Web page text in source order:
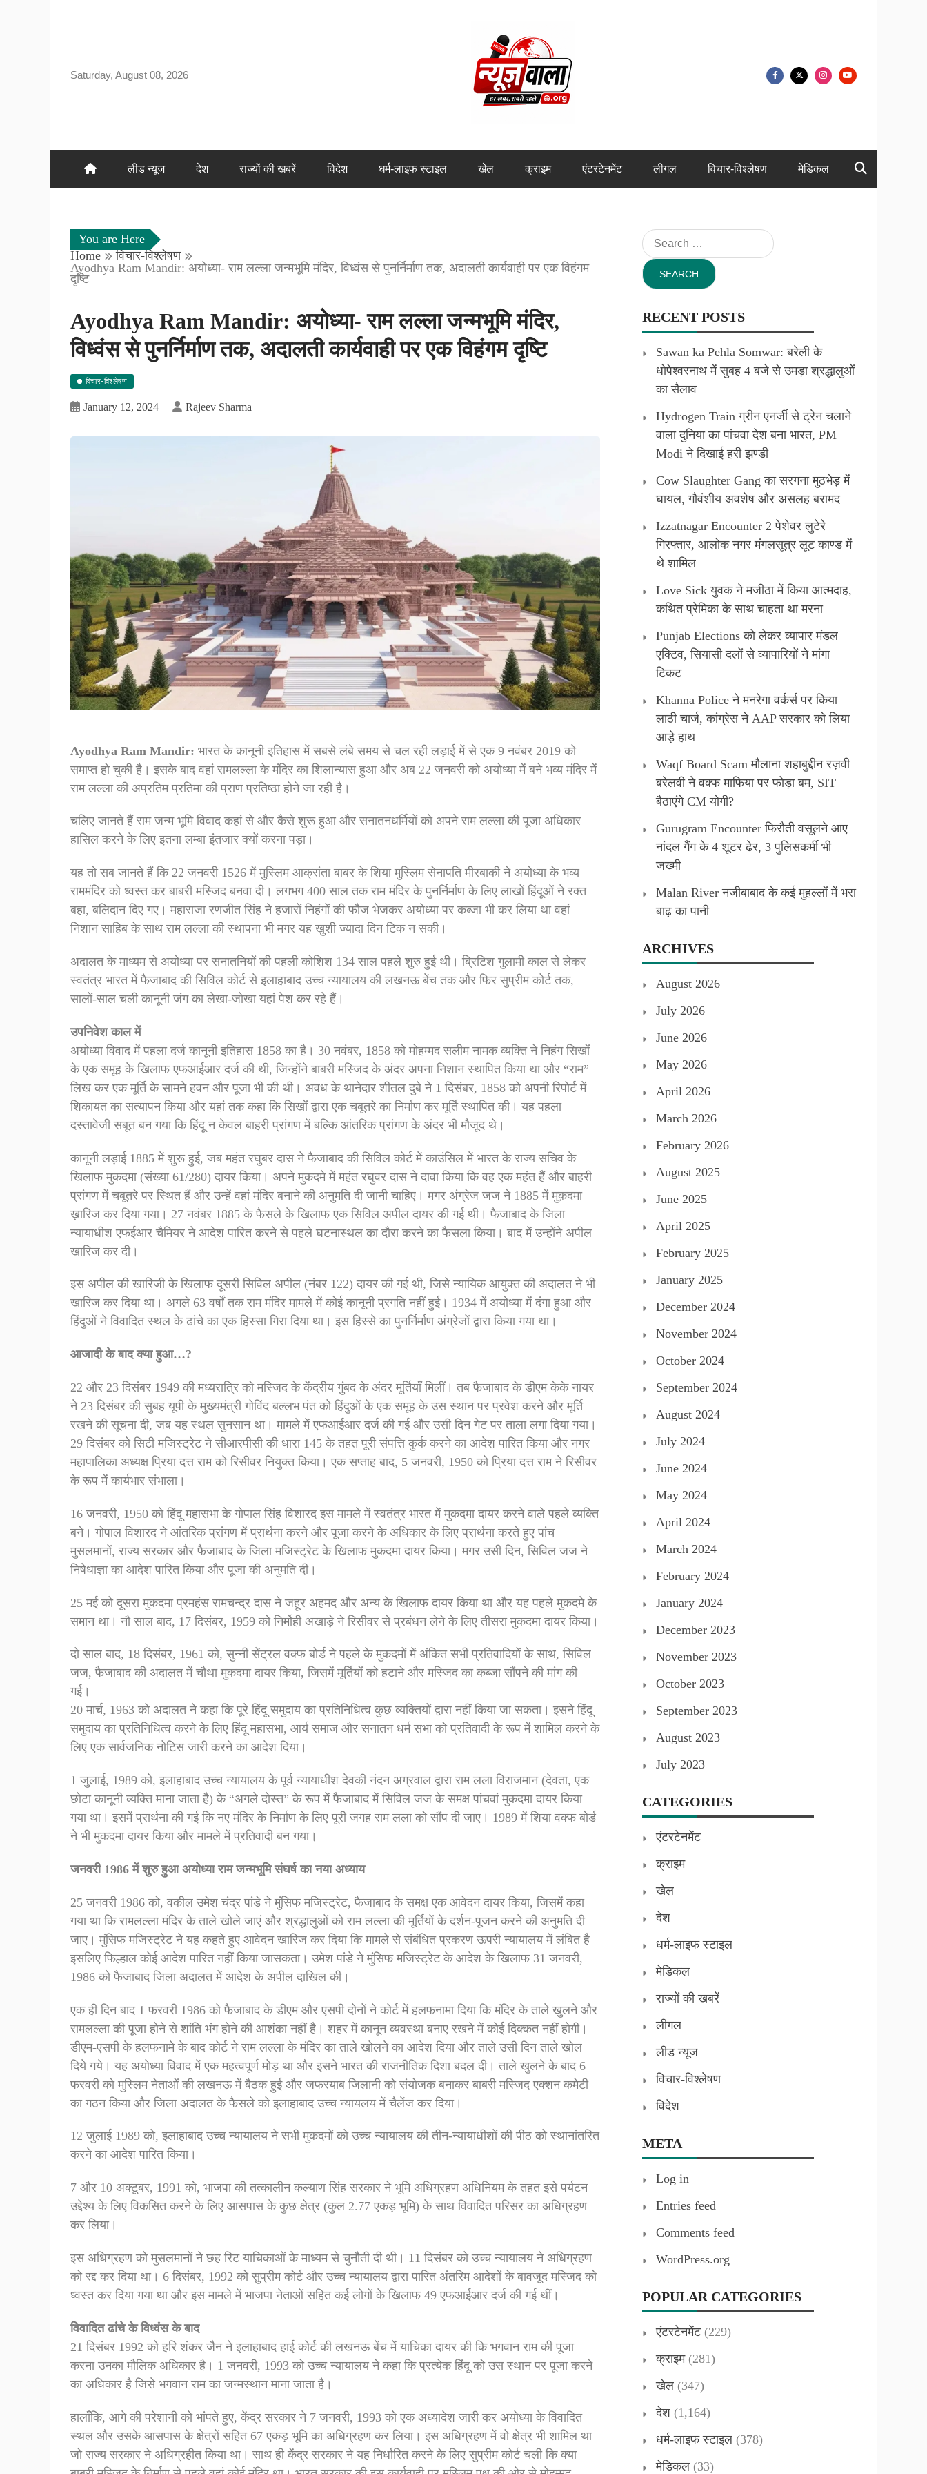
Saturday, August 08, 2026
लीड न्यूज देश राज्यों की खबरें विदेश धर्म-लाइफ स्टाइल खेल क्राइम एंटरटेनमेंट लीगल विचार-विश्लेषण मेडिकल
You are Here
Home
विचार-विश्लेषण
Ayodhya Ram Mandir: अयोध्या- राम लल्ला जन्मभूमि मंदिर, विध्वंस से पुनर्निर्माण तक, अदालती कार्यवाही पर एक विहंगम
दृष्टि
Ayodhya Ram Mandir: अयोध्या- राम लल्ला जन्मभूमि मंदिर,
विध्वंस से पुनर्निर्माण तक, अदालती कार्यवाही पर एक विहंगम दृष्टि
विचार-विश्लेषण
January 12, 2024 Rajeev Sharma
Ayodhya Ram Mandir: भारत के कानूनी इतिहास में सबसे लंबे समय से चल रही लड़ाई में से एक 9 नवंबर 2019 को
समाप्त हो चुकी है। इसके बाद वहां रामलल्ला के मंदिर का शिलान्यास हुआ और अब 22 जनवरी को अयोध्या में बने भव्य मंदिर में
राम लल्ला की अप्रतिम प्रतिमा की प्राण प्रतिष्ठा होने जा रही है।
चलिए जानते हैं राम जन्म भूमि विवाद कहां से और कैसे शुरू हुआ और सनातनधर्मियों को अपने राम लल्ला की पूजा अधिकार
हासिल करने के लिए इतना लम्बा इंतजार क्यों करना पड़ा।
यह तो सब जानते हैं कि 22 जनवरी 1526 में मुस्लिम आक्रांता बाबर के शिया मुस्लिम सेनापति मीरबाकी ने अयोध्या के भव्य
राममंदिर को ध्वस्त कर बाबरी मस्जिद बनवा दी। लगभग 400 साल तक राम मंदिर के पुनर्निर्माण के लिए लाखों हिंदूओं ने रक्त
बहा, बलिदान दिए गए। महाराजा रणजीत सिंह ने हजारों निहंगों की फौज भेजकर अयोध्या पर कब्जा भी कर लिया था वहां
निशान साहिब के साथ राम लल्ला की स्थापना भी मगर यह खुशी ज्यादा दिन टिक न सकी।
अदालत के माध्यम से अयोध्या पर सनातनियों की पहली कोशिश 134 साल पहले शुरु हुई थी। ब्रिटिश गुलामी काल से लेकर
स्वतंत्र भारत में फैजाबाद की सिविल कोर्ट से इलाहाबाद उच्च न्यायालय की लखनऊ बेंच तक और फिर सुप्रीम कोर्ट तक,
सालों-साल चली कानूनी जंग का लेखा-जोखा यहां पेश कर रहे हैं।
उपनिवेश काल में
अयोध्या विवाद में पहला दर्ज कानूनी इतिहास 1858 का है। 30 नवंबर, 1858 को मोहम्मद सलीम नामक व्यक्ति ने निहंग सिखों
के एक समूह के खिलाफ एफआईआर दर्ज की थी, जिन्होंने बाबरी मस्जिद के अंदर अपना निशान स्थापित किया था और “राम”
लिख कर एक मूर्ति के सामने हवन और पूजा भी की थी। अवध के थानेदार शीतल दुबे ने 1 दिसंबर, 1858 को अपनी रिपोर्ट में
शिकायत का सत्यापन किया और यहां तक कहा कि सिखों द्वारा एक चबूतरे का निर्माण कर मूर्ति स्थापित की। यह पहला
दस्तावेजी सबूत बन गया कि हिंदू न केवल बाहरी प्रांगण में बल्कि आंतरिक प्रांगण के अंदर भी मौजूद थे।
कानूनी लड़ाई 1885 में शुरू हुई, जब महंत रघुबर दास ने फैजाबाद की सिविल कोर्ट में काउंसिल में भारत के राज्य सचिव के
खिलाफ मुकदमा (संख्या 61/280) दायर किया। अपने मुकदमे में महंत रघुवर दास ने दावा किया कि वह एक महंत हैं और बाहरी
प्रांगण में चबूतरे पर स्थित हैं और उन्हें वहां मंदिर बनाने की अनुमति दी जानी चाहिए। मगर अंग्रेज जज ने 1885 में मुक़दमा
ख़ारिज कर दिया गया। 27 नवंबर 1885 के फैसले के खिलाफ एक सिविल अपील दायर की गई थी। फैजाबाद के जिला
न्यायाधीश एफईआर चैमियर ने आदेश पारित करने से पहले घटनास्थल का दौरा करने का फैसला किया। बाद में उन्होंने अपील
खारिज कर दी।
इस अपील की खारिजी के खिलाफ दूसरी सिविल अपील (नंबर 122) दायर की गई थी, जिसे न्यायिक आयुक्त की अदालत ने भी
खारिज कर दिया था। अगले 63 वर्षों तक राम मंदिर मामले में कोई कानूनी प्रगति नहीं हुई। 1934 में अयोध्या में दंगा हुआ और
हिंदुओं ने विवादित स्थल के ढांचे का एक हिस्सा गिरा दिया था। इस हिस्से का पुनर्निर्माण अंग्रेजों द्वारा किया गया था।
आजादी के बाद क्या हुआ…?
22 और 23 दिसंबर 1949 की मध्यरात्रि को मस्जिद के केंद्रीय गुंबद के अंदर मूर्तियाँ मिलीं। तब फैजाबाद के डीएम केके नायर
ने 23 दिसंबर की सुबह यूपी के मुख्यमंत्री गोविंद बल्लभ पंत को हिंदुओं के एक समूह के उस स्थान पर प्रवेश करने और मूर्ति
रखने की सूचना दी, जब यह स्थल सुनसान था। मामले में एफआईआर दर्ज की गई और उसी दिन गेट पर ताला लगा दिया गया।
29 दिसंबर को सिटी मजिस्ट्रेट ने सीआरपीसी की धारा 145 के तहत पूरी संपत्ति कुर्क करने का आदेश पारित किया और नगर
महापालिका अध्यक्ष प्रिया दत्त राम को रिसीवर नियुक्त किया। एक सप्ताह बाद, 5 जनवरी, 1950 को प्रिया दत्त राम ने रिसीवर
के रूप में कार्यभार संभाला।
16 जनवरी, 1950 को हिंदू महासभा के गोपाल सिंह विशारद इस मामले में स्वतंत्र भारत में मुकदमा दायर करने वाले पहले व्यक्ति
बने। गोपाल विशारद ने आंतरिक प्रांगण में प्रार्थना करने और पूजा करने के अधिकार के लिए प्रार्थना करते हुए पांच
मुसलमानों, राज्य सरकार और फैजाबाद के जिला मजिस्ट्रेट के खिलाफ मुकदमा दायर किया। मगर उसी दिन, सिविल जज ने
निषेधाज्ञा का आदेश पारित किया और पूजा की अनुमति दी।
25 मई को दूसरा मुकदमा प्रमहंस रामचन्द्र दास ने जहूर अहमद और अन्य के खिलाफ दायर किया था और यह पहले मुकदमे के
समान था। नौ साल बाद, 17 दिसंबर, 1959 को निर्मोही अखाड़े ने रिसीवर से प्रबंधन लेने के लिए तीसरा मुकदमा दायर किया।
दो साल बाद, 18 दिसंबर, 1961 को, सुन्नी सेंट्रल वक्फ बोर्ड ने पहले के मुकदमों में अंकित सभी प्रतिवादियों के साथ, सिविल
जज, फैजाबाद की अदालत में चौथा मुकदमा दायर किया, जिसमें मूर्तियों को हटाने और मस्जिद का कब्जा सौंपने की मांग की
गई।
20 मार्च, 1963 को अदालत ने कहा कि पूरे हिंदू समुदाय का प्रतिनिधित्व कुछ व्यक्तियों द्वारा नहीं किया जा सकता। इसने हिंदू
समुदाय का प्रतिनिधित्व करने के लिए हिंदू महासभा, आर्य समाज और सनातन धर्म सभा को प्रतिवादी के रूप में शामिल करने के
लिए एक सार्वजनिक नोटिस जारी करने का आदेश दिया।
1 जुलाई, 1989 को, इलाहाबाद उच्च न्यायालय के पूर्व न्यायाधीश देवकी नंदन अग्रवाल द्वारा राम लला विराजमान (देवता, एक
छोटा कानूनी व्यक्ति माना जाता है) के “अगले दोस्त” के रूप में फैजाबाद में सिविल जज के समक्ष पांचवां मुकदमा दायर किया
गया था। इसमें प्रार्थना की गई कि नए मंदिर के निर्माण के लिए पूरी जगह राम लला को सौंप दी जाए। 1989 में शिया वक्फ बोर्ड
ने भी मुकदमा दायर किया और मामले में प्रतिवादी बन गया।
जनवरी 1986 में शुरु हुआ अयोध्या राम जन्मभूमि संघर्ष का नया अध्याय
25 जनवरी 1986 को, वकील उमेश चंद्र पांडे ने मुंसिफ मजिस्ट्रेट, फैजाबाद के समक्ष एक आवेदन दायर किया, जिसमें कहा
गया था कि रामलल्ला मंदिर के ताले खोले जाएं और श्रद्धालुओं को राम लल्ला की मूर्तियों के दर्शन-पूजन करने की अनुमति दी
जाए। मुंसिफ मजिस्ट्रेट ने यह कहते हुए आवेदन खारिज कर दिया कि मामले से संबंधित प्रकरण ऊपरी न्यायालय में लंबित है
इसलिए फिल्हाल कोई आदेश पारित नहीं किया जासकता। उमेश पांडे ने मुंसिफ मजिस्ट्रेट के आदेश के खिलाफ 31 जनवरी,
1986 को फैजाबाद जिला अदालत में आदेश के अपील दाखिल की।
एक ही दिन बाद 1 फरवरी 1986 को फैजाबाद के डीएम और एसपी दोनों ने कोर्ट में हलफनामा दिया कि मंदिर के ताले खुलने और
रामलल्ला की पूजा होने से शांति भंग होने की आशंका नहीं है। शहर में कानून व्यवस्था बनाए रखने में कोई दिक्कत नहीं होगी।
डीएम-एसपी के हलफनामे के बाद कोर्ट ने राम लल्ला के मंदिर का ताले खोलने का आदेश दिया और ताले उसी दिन ताले खोल
दिये गये। यह अयोध्या विवाद में एक महत्वपूर्ण मोड़ था और इसने भारत की राजनीतिक दिशा बदल दी। ताले खुलने के बाद 6
फरवरी को मुस्लिम नेताओं की लखनऊ में बैठक हुई और जफरयाब जिलानी को संयोजक बनाकर बाबरी मस्जिद एक्शन कमेटी
का गठन किया और जिला अदालत के फैसले को इलाहाबाद उच्च न्यायलय में चैलेंज कर दिया।
12 जुलाई 1989 को, इलाहाबाद उच्च न्यायालय ने सभी मुकदमों को उच्च न्यायालय की तीन-न्यायाधीशों की पीठ को स्थानांतरित
करने का आदेश पारित किया।
7 और 10 अक्टूबर, 1991 को, भाजपा की तत्कालीन कल्याण सिंह सरकार ने भूमि अधिग्रहण अधिनियम के तहत इसे पर्यटन
उद्देश्य के लिए विकसित करने के लिए आसपास के कुछ क्षेत्र (कुल 2.77 एकड़ भूमि) के साथ विवादित परिसर का अधिग्रहण
कर लिया।
इस अधिग्रहण को मुसलमानों ने छह रिट याचिकाओं के माध्यम से चुनौती दी थी। 11 दिसंबर को उच्च न्यायालय ने अधिग्रहण
को रद्द कर दिया था। 6 दिसंबर, 1992 को सुप्रीम कोर्ट और उच्च न्यायालय द्वारा पारित अंतरिम आदेशों के बावजूद मस्जिद को
ध्वस्त कर दिया गया था और इस मामले में भाजपा नेताओं सहित कई लोगों के खिलाफ 49 एफआईआर दर्ज की गई थीं।
विवादित ढांचे के विध्वंस के बाद
21 दिसंबर 1992 को हरि शंकर जैन ने इलाहाबाद हाई कोर्ट की लखनऊ बेंच में याचिका दायर की कि भगवान राम की पूजा
करना उनका मौलिक अधिकार है। 1 जनवरी, 1993 को उच्च न्यायालय ने कहा कि प्रत्येक हिंदू को उस स्थान पर पूजा करने
का अधिकार है जिसे भगवान राम का जन्मस्थान माना जाता है।
हालाँकि, आगे की परेशानी को भांपते हुए, केंद्र सरकार ने 7 जनवरी, 1993 को एक अध्यादेश जारी कर अयोध्या के विवादित
स्थल और उसके आसपास के क्षेत्रों सहित 67 एकड़ भूमि का अधिग्रहण कर लिया। इस अधिग्रहण में वो क्षेत्र भी शामिल था
जो राज्य सरकार ने अधिग्रहीत किया था। साथ ही केंद्र सरकार ने यह निर्धारित करने के लिए सुप्रीम कोर्ट चली कि क्या
Search
for:
RECENT POSTS
Sawan ka Pehla Somwar: बरेली के
धोपेश्वरनाथ में सुबह 4 बजे से उमड़ा श्रद्धालुओं
का सैलाव
Hydrogen Train ग्रीन एनर्जी से ट्रेन चलाने
वाला दुनिया का पांचवा देश बना भारत, PM
Modi ने दिखाई हरी झण्डी
Cow Slaughter Gang का सरगना मुठभेड़ में
घायल, गौवंशीय अवशेष और असलह बरामद
Izzatnagar Encounter 2 पेशेवर लुटेरे
गिरफ्तार, आलोक नगर मंगलसूत्र लूट काण्‍ड में
थे शामिल
Love Sick युवक ने मजीठा में किया आत्मदाह,
कथित प्रेमिका के साथ चाहता था मरना
Punjab Elections को लेकर व्यापार मंडल
एक्टिव, सियासी दलों से व्यापारियों ने मांगा
टिकट
Khanna Police ने मनरेगा वर्कर्स पर किया
लाठी चार्ज, कांग्रेस ने AAP सरकार को लिया
आड़े हाथ
Waqf Board Scam मौलाना शहाबुद्दीन रज़वी
बरेलवी ने वक्फ माफिया पर फोड़ा बम, SIT
बैठाएंगे CM योगी?
Gurugram Encounter फिरौती वसूलने आए
नांदल गैंग के 4 शूटर ढेर, 3 पुलिसकर्मी भी
जख्मी
Malan River नजीबाबाद के कई मुहल्लों में भरा
बाढ़ का पानी
ARCHIVES
August 2026
July 2026
June 2026
May 2026
April 2026
March 2026
February 2026
August 2025
June 2025
April 2025
February 2025
January 2025
December 2024
November 2024
October 2024
September 2024
August 2024
July 2024
June 2024
May 2024
April 2024
March 2024
February 2024
January 2024
December 2023
November 2023
October 2023
September 2023
August 2023
July 2023
CATEGORIES
एंटरटेनमेंट
क्राइम
खेल
देश
धर्म-लाइफ स्टाइल
मेडिकल
राज्यों की खबरें
लीगल
लीड न्यूज
विचार-विश्लेषण
विदेश
META
Log in
Entries feed
Comments feed
WordPress.org
POPULAR CATEGORIES
एंटरटेनमेंट(229)
क्राइम(281)
खेल (347)
देश (1,164)
धर्म-लाइफ स्टाइल (378)
मेडिकल (33)